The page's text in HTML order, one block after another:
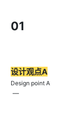
01
设计观点A
Design point A
—